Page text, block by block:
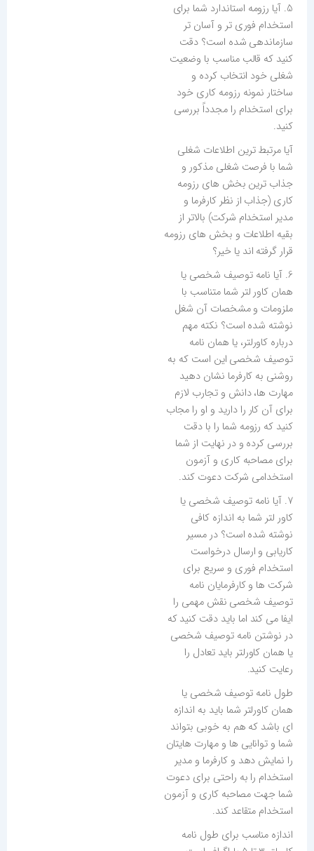
5. آیا رزومه استاندارد شما برای
استخدام فوری تر و آسان تر
سازماندهی شده است؟ دقت
کنید که قالب مناسب با وضعیت
شغلی خود انتخاب کرده و
ساختار نمونه رزومه کاری خود
برای استخدام را مجدداً بررسی
کنید.
آیا مرتبط ترین اطلاعات شغلی
شما با فرصت شغلی مذکور و
جذاب ترین بخش های رزومه
کاری (جذاب از نظر کارفرما و
مدیر استخدام شرکت) بالاتر از
بقیه اطلاعات و بخش های رزومه
قرار گرفته اند یا خیر؟
6. آیا نامه توصیف شخصی یا
همان کاور لتر شما متناسب با
ملزومات و مشخصات آن شغل
نوشته شده است؟ نکته مهم
درباره کاورلتر، یا همان نامه
توصیف شخصی این است که به
روشنی به کارفرما نشان دهید
مهارت ها، دانش و تجارب لازم
برای آن کار را دارید و او را مجاب
کنید که رزومه شما را با دقت
بررسی کرده و در نهایت از شما
برای مصاحبه کاری و آزمون
استخدامی شرکت دعوت کند.
7. آیا نامه توصیف شخصی یا
کاور لتر شما به اندازه کافی
نوشته شده است؟ در مسیر
کاریابی و ارسال درخواست
استخدام فوری و سریع برای
شرکت ها و کارفرمایان نامه
توصیف شخصی نقش مهمی را
ایفا می کند اما باید دقت کنید که
در نوشتن نامه توصیف شخصی
یا همان کاورلتر باید تعادل را
رعایت کنید.
طول نامه توصیف شخصی یا
همان کاورلتر شما باید به اندازه
ای باشد که هم به خوبی بتواند
شما و توانایی ها و مهارت هایتان
را نمایش دهد و کارفرما و مدیر
استخدام را به راحتی برای دعوت
شما جهت مصاحبه کاری و آزمون
استخدام متقاعد کند.
اندازه مناسب برای طول نامه